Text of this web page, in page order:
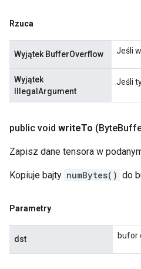
Rzuca
Wyjątek BufferOverflow Jeśli
Wyjątek
IllegalArgument
Jeśli
public void writeTo (Byte
Zapisz dane tensora w
Kopiuje bajty numBytes() do
Parametry
dst bufor